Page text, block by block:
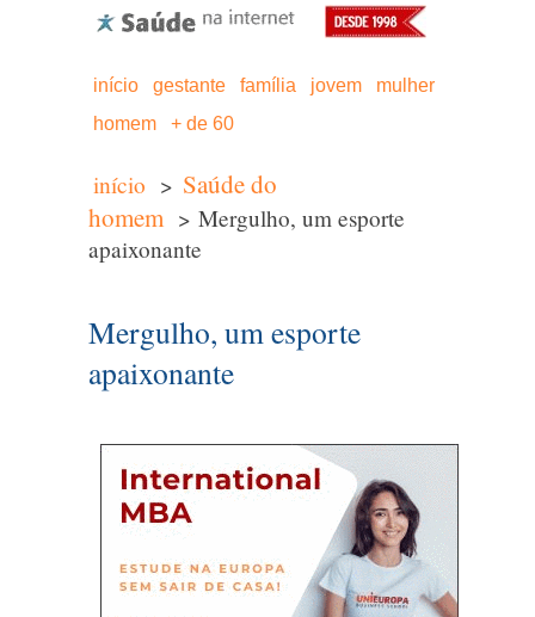
início gestante família jovem
mulher
homem
+ de 60
início > Saúde do
homem > Mergulho, um esporte
apaixonante
Mergulho, um esporte
apaixonante